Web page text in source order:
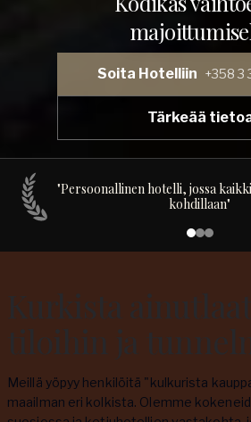
Soita Hotelliin +358 3
Tärkeää
"Persoonallinen hotelli, jossa
kohdillaan"
Meillä yöpyy henkilöitä "kulkurista
maailman eri kolkista. Olemme